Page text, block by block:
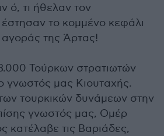
ό, τι ήθελαν τον
το κομμένο κεφάλι
της Άρτας!
Τούρκων στρατιωτών
γνωστός μας Κιουταχής.
τουρκικών δυνάμεων στην
γνωστός μας, Ομέρ
κατέλαβε τις Βαριάδες,